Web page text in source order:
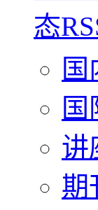
国
国
讲
期